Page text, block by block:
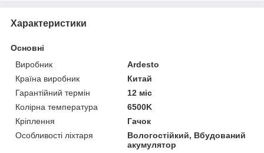
Характеристики
Основні
Виробник
Ardesto
Країна виробник
Китай
Гарантійний термін
12 міс
Колірна температура
6500K
Кріплення
Гачок
Особливості ліхтаря
Вологостійкий, Вбудований
акумулятор